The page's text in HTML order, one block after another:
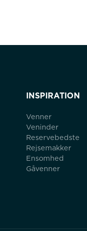
INSPIRATION
Venner
Veninder
Reservebedste
Rejsemakker
Ensomhed
Gåvenner